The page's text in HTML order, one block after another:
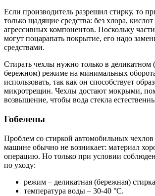
Если производитель разрешил стирку, то
только щадящие средства: без хлора,
агрессивных компонентов. Поскольку
могут поцарапать покрытие, его надо
средствами.
Стирать чехлы нужно только в деликатном
бережном) режиме на минимальных
использовать, так как он способствует
микротрещин. Чехлы достают мокрыми,
возвышение, чтобы вода стекла
Гобелены
Проблем со стиркой автомобильных чехлов
машине обычно не возникает: материал
операцию. Но только при условии
по уходу:
режим – деликатная (бережная)
температура воды – 30-40 °C.